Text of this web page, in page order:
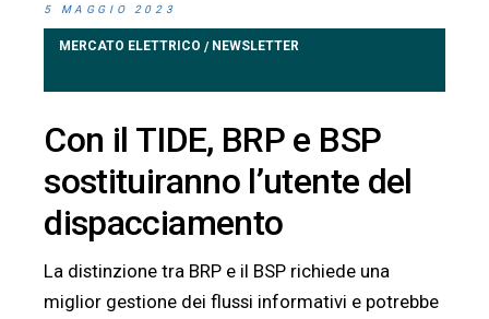
5 MAGGIO 2023
MERCATO ELETTRICO / NEWSLETTER
Con il TIDE, BRP e BSP
sostituiranno l’utente del
dispacciamento
La distinzione tra BRP e il BSP richiede una
miglior gestione dei flussi informativi e potrebbe